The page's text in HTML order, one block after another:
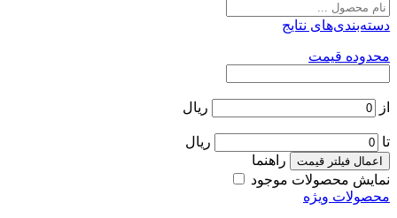
دسته‌بندی‌های نتایج
محدوده قیمت
از ریال
تا ریال
اعمال فیلتر قیمت
راهنما
نمایش محصولات موجود
محصولات ویژه